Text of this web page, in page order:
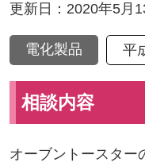
更新日：2020年5月
電化製品 平
相談内容
オーブントースター